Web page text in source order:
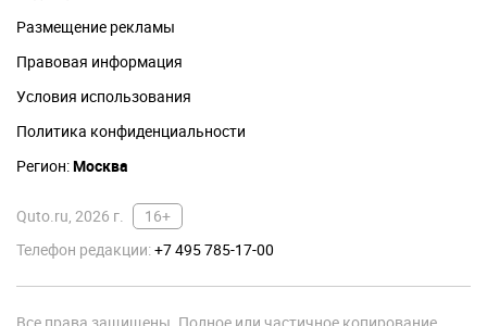
Размещение рекламы
Правовая информация
Условия использования
Политика конфиденциальности
Регион:Москва
Quto.ru, 2026 г.
16+
Телефон редакции:+7 495 785-17-00